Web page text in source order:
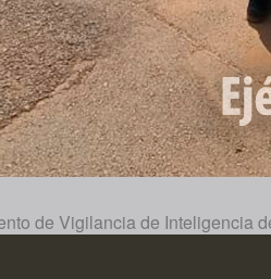
de Vigilancia de Inteligencia